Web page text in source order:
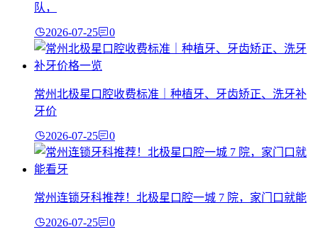
队，
2026-07-25 0
常州北极星口腔收费标准｜种植牙、牙齿矫正、洗牙补
牙价
2026-07-25 0
常州连锁牙科推荐！北极星口腔一城 7 院，家门口就能
2026-07-25 0